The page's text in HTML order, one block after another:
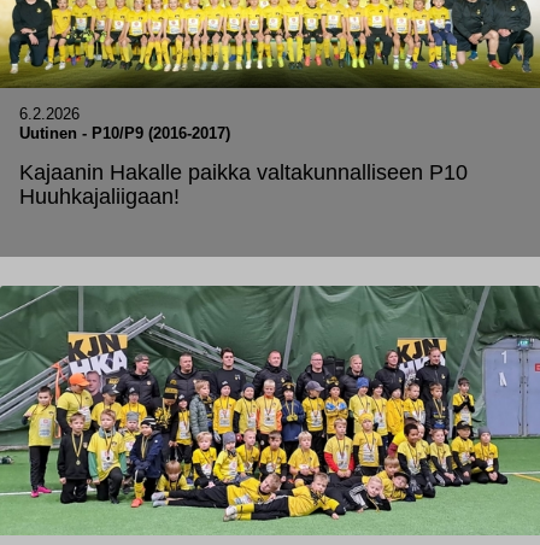
6.2.2026
Uutinen - P10/P9 (2016-2017)
Kajaanin Hakalle paikka valtakunnalliseen P10
Huuhkajaliigaan!